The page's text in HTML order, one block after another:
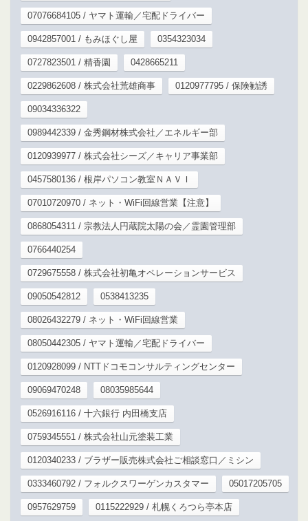
07076684105 / ヤマト運輸／宅配ドライバー
0942857001 / もみほぐし屋 0354323034
0727823501 / 精香園 0428665211
0229862608 / 株式会社荒雄商事 0120977795 / 保険勧誘
09034336322
0989442339 / 金秀鋼材株式会社／エネルギー部
0120939977 / 株式会社シーズ／キャリア事業部
0457580136 / 根岸パソコン教室ＮＡＶＩ
07010720970 / ネット・WiFi回線営業【注意】
0868054311 / 宗教法人円蔵院太陽の会／霊園管理部
0766440254
0729675558 / 株式会社初亀オペレーションサービス
09050542812 0538413235
08026432279 / ネット・WiFi回線営業
08050442305 / ヤマト運輸／宅配ドライバー
0120928099 / NTTドコモコンサルティングセンター
09069470248 08035985644
0526916116 / 十六銀行 内田橋支店
0759345551 / 株式会社山元塗装工業
0120340233 / ブラザー販売株式会社ご相談窓口／ミシン
0333460792 / フォルクスワーゲンカスタマー 05017205705
0957629759 0115222929 / 札幌くろつら亭本店